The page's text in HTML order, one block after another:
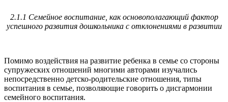
2.1.1 Семейное воспитание, как основополагающий фактор
успешного развития дошкольника с отклонениями в развитии
Помимо воздействия на развитие ребенка в семье со стороны
супружеских отношений многими авторами изучались
непосредственно детско-родительские отношения, типы
воспитания в семье, позволяющие говорить о дисгармонии
семейного воспитания.